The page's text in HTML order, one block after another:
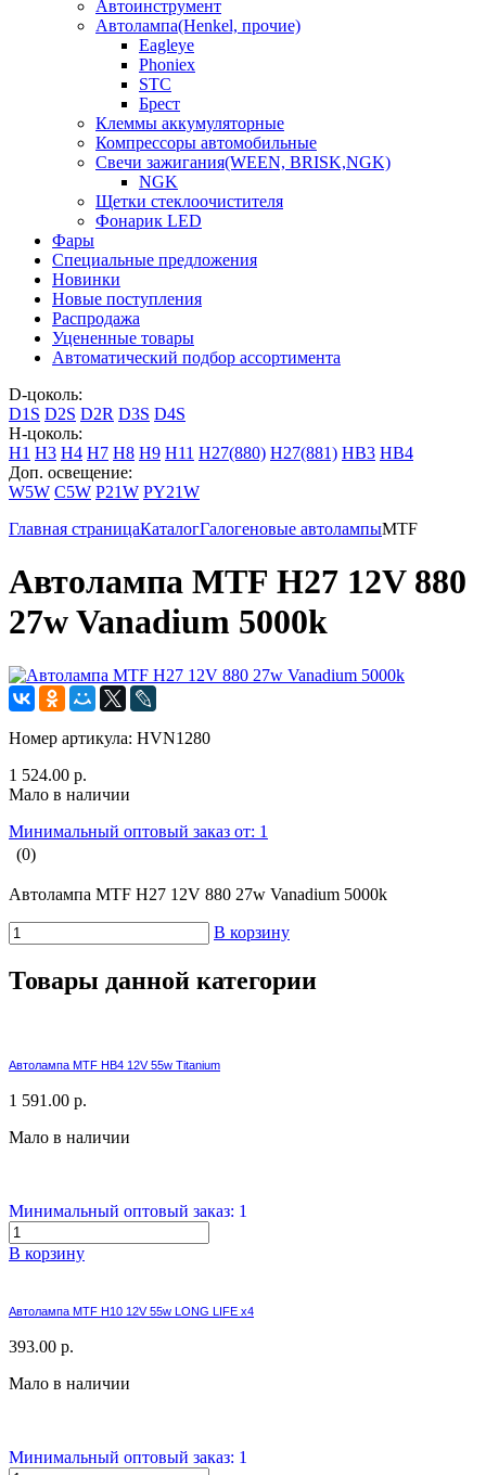
Автоинструмент
Автолампа(Henkel, прочие)
Eagleye
Phoniex
STC
Брест
Клеммы аккумуляторные
Компрессоры автомобильные
Свечи зажигания(WEEN, BRISK,NGK)
NGK
Щетки стеклоочистителя
Фонарик LED
Фары
Специальные предложения
Новинки
Новые поступления
Распродажа
Уцененные товары
Автоматический подбор ассортимента
D-цоколь:
D1S D2S D2R D3S D4S
H-цоколь:
H1 H3 H4 H7 H8 H9 H11 H27(880) H27(881) HB3 HB4
Доп. освещение:
W5W C5W P21W PY21W
Главная страницаКаталогГалогеновые автолампыMTF
Автолампа MTF H27 12V 880
27w Vanadium 5000k
Номер артикула: HVN1280
1 524.00 р.
Мало в наличии
Минимальный оптовый заказ от: 1
(0)
Автолампа MTF H27 12V 880 27w Vanadium 5000k
В корзину
Товары данной категории
Автолампа MTF HB4 12V 55w Titanium
1 591.00 р.
Мало в наличии
Минимальный оптовый заказ: 1
В корзину
Автолампа MTF H10 12V 55w LONG LIFE x4
393.00 р.
Мало в наличии
Минимальный оптовый заказ: 1